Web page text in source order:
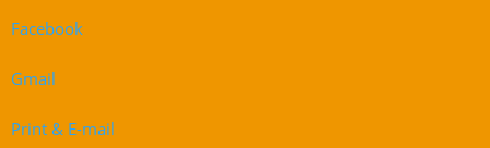
Facebook
Gmail
Print & E-mail